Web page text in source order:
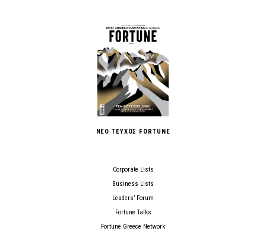
ΝΕΟ ΤΕΥΧΟΣ FORTUNE
Corporate Lists
Business Lists
Leaders’ Forum
Fortune Talks
Fortune Greece Network